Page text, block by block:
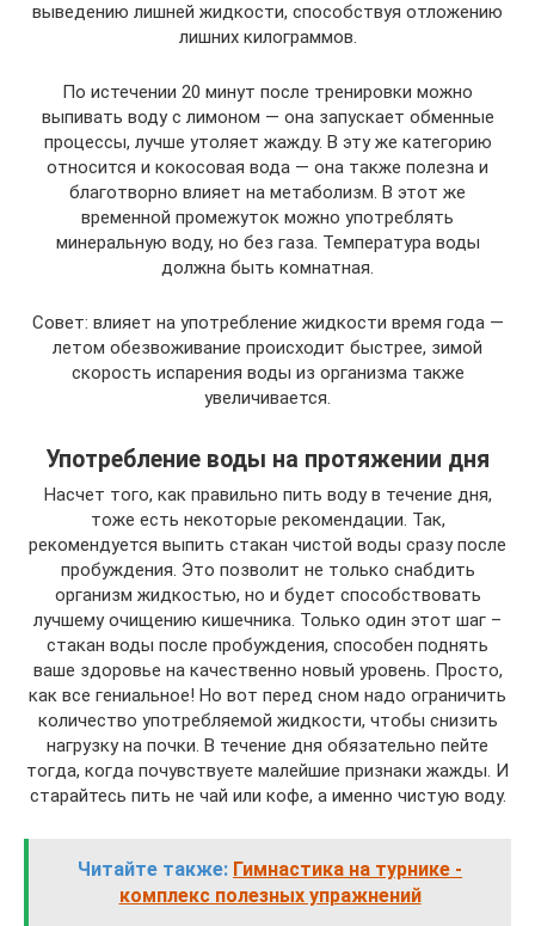
выведению лишней жидкости, способствуя отложению
лишних килограммов.
По истечении 20 минут после тренировки можно
выпивать воду с лимоном — она запускает обменные
процессы, лучше утоляет жажду. В эту же категорию
относится и кокосовая вода — она также полезна и
благотворно влияет на метаболизм. В этот же
временной промежуток можно употреблять
минеральную воду, но без газа. Температура воды
должна быть комнатная.
Совет: влияет на употребление жидкости время года —
летом обезвоживание происходит быстрее, зимой
скорость испарения воды из организма также
увеличивается.
Употребление воды на протяжении дня
Насчет того, как правильно пить воду в течение дня,
тоже есть некоторые рекомендации. Так,
рекомендуется выпить стакан чистой воды сразу после
пробуждения. Это позволит не только снабдить
организм жидкостью, но и будет способствовать
лучшему очищению кишечника. Только один этот шаг –
стакан воды после пробуждения, способен поднять
ваше здоровье на качественно новый уровень. Просто,
как все гениальное! Но вот перед сном надо ограничить
количество употребляемой жидкости, чтобы снизить
нагрузку на почки. В течение дня обязательно пейте
тогда, когда почувствуете малейшие признаки жажды. И
старайтесь пить не чай или кофе, а именно чистую воду.
Читайте также: Гимнастика на турнике -
комплекс полезных упражнений